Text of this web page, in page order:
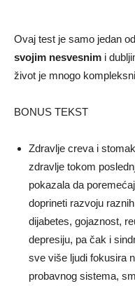
Ovaj test je samo jedan
svojim nesvesnim i
život je mnogo
BONUS TEKST
Zdravlje creva i
zdravlje tokom
pokazala da
doprineti razvoju
dijabetes, gojaznost,
depresiju, pa čak i
sve više ljudi fokusira
probavnog sistema,